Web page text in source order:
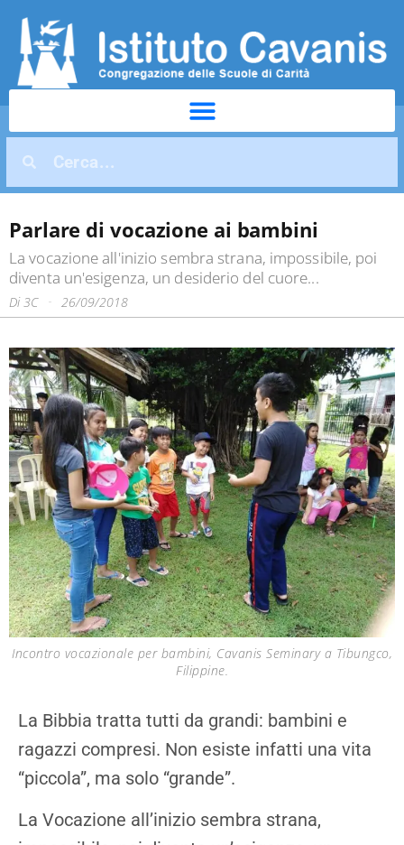
Parlare di vocazione ai bambini
La vocazione all'inizio sembra strana, impossibile, poi
diventa un'esigenza, un desiderio del cuore...
Di 3C 26/09/2018
Incontro vocazionale per bambini, Cavanis Seminary a Tibungco,
Filippine.
La Bibbia tratta tutti da grandi: bambini e
ragazzi compresi. Non esiste infatti una vita
“piccola”, ma solo “grande”.
La Vocazione all’inizio sembra strana,